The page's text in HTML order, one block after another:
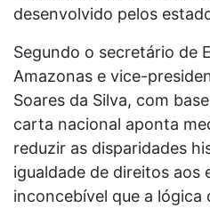
desenvolvido pelos
Segundo o secretário de
Amazonas e vice-
Soares da Silva, com
carta nacional aponta
reduzir as disparidades
igualdade de direitos aos
inconcebível que a lógica